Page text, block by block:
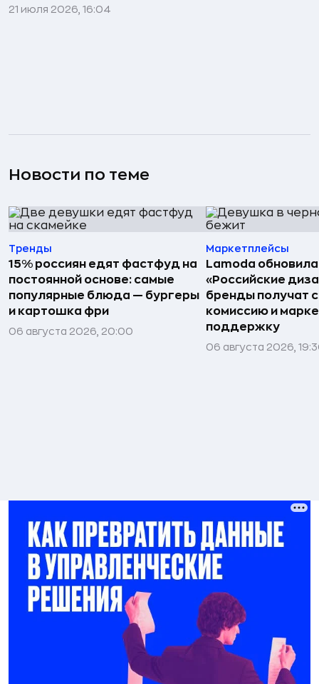
21 июля 2026, 16:04
Новости по теме
Тренды
15% россиян едят фастфуд на
постоянной основе: самые
популярные блюда — бургеры
и картошка фри
06 августа 2026, 20:00
Маркетплейсы
Lamoda
«Российские
бренды получат
комиссию и
поддержку
06 августа 2026,